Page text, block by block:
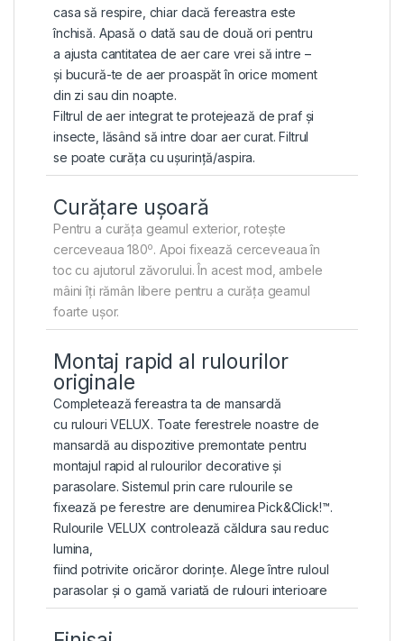
casa să respire, chiar dacă fereastra este
închisă. Apasă o dată sau de două ori pentru
a ajusta cantitatea de aer care vrei să intre –
și bucură-te de aer proaspăt în orice moment
din zi sau din noapte.
Filtrul de aer integrat te protejează de praf și
insecte, lăsând să intre doar aer curat. Filtrul
se poate curăța cu ușurință/aspira.
Curățare ușoară
Pentru a curăța geamul exterior, rotește
cerceveaua 180o. Apoi fixează cerceveaua în
toc cu ajutorul zăvorului. În acest mod, ambele
mâini îți rămân libere pentru a curăța geamul
foarte ușor.
Montaj rapid al rulourilor
originale
Completează fereastra ta de mansardă
cu rulouri VELUX. Toate ferestrele noastre de
mansardă au dispozitive premontate pentru
montajul rapid al rulourilor decorative și
parasolare. Sistemul prin care rulourile se
fixează pe ferestre are denumirea Pick&Click!™.
Rulourile VELUX controlează căldura sau reduc
lumina,
fiind potrivite oricăror dorințe. Alege între ruloul
parasolar și o gamă variată de rulouri interioare